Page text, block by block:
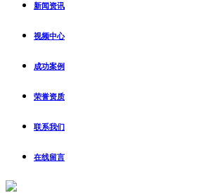
新闻资讯
视频中心
成功案例
荣誉资质
联系我们
在线留言